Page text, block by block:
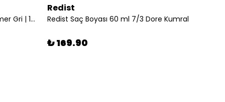
9215 Vector Motor Detail Trimmer Gri | 10000 RPM, DLC Bıçak, Profesyonel Tıraş Makinesi
Redist
Redist Saç Boyası 60 ml 7/3 Dore Kumral
₺ 169.90